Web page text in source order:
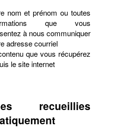
nom et prénom ou toutes
que vous
à nous communiquer
adresse courriel
que vous récupérez
le site internet
recueillies